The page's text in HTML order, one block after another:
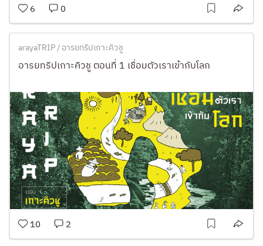
6 0
arayaTRIP / อารยทริปเกาะคิวชู
อารยทริปเกาะคิวชู ตอนที่ 1 เชื่อมตัวเราเข้ากับโลก
10 2